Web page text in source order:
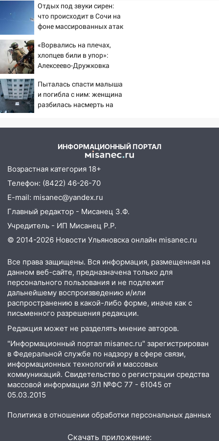
Мошенники обманули 92-летнюю
жительницу Ульяновской области
19:14
подвез троих незнакомцев на трассе и
заработал уголовное дело
18:14
Ульяновской области
18:00
Мотофристайл, рок и силовой
экстрим: в Ульяновске пройдет
большой фестиваль «Наше время»
Где есть бензин в Ульяновске 5
августа после рабочего дня: список АЗС
17:05 «Обыск» по видеосвязи: в
Ульяновске задержали 19-летнюю
сообщницу мошенников
16:12 Едва не перерезал горло: в
Вешкайме посиделки с судимым
знакомым закончились для женщины
больницей
16:06 18-летняя девушка без прав
перевернулась на мопеде и попала в
больницу
15:59 Ульяновец отдал более 14
миллионов рублей за криминальное
покровительство
15:32 На «кольце» кроссовер сбил 18-
летнего мопедиста
15:00 В Ульяновске после тройного ДТП
госпитализировали 25-летнего байкера
14:32 На Ульяновскую область
надвигается жара
Отдых под звуки сирен:
что происходит в Сочи на
фоне массированных атак
«Ворвались на плечах,
хлопцев били в упор»:
Алексеево-Дружковка
«птах Мадьяра»
Пыталась спасти малыша
и погибла с ним: женщина
разбилась насмерть на
ИНФОРМАЦИОННЫЙ ПОРТАЛ
Возрастная категория 18+
Телефон: (8422) 46-26-70
E-mail: misanec@yandex.ru
Главный редактор - Мисанец З.Ф.
Учредитель - ИП Мисанец Р.Р.
© 2014-2026 Новости Ульяновска онлайн misanec.ru
Все права защищены. Вся информация, размещенная на
данном веб-сайте, предназначена только для
персонального пользования и не подлежит
дальнейшему воспроизведению и/или
распространению в какой-либо форме, иначе как с
письменного разрешения редакции.
Редакция может не разделять мнение авторов.
"Информационный портал misanec.ru" зарегистрирован
в Федеральной службе по надзору в сфере связи,
информационных технологий и массовых
коммуникаций. Свидетельство о регистрации средства
массовой информации ЭЛ №ФС 77 - 61045 от
05.03.2015
Политика в отношении обработки персональных данных
Скачать приложение: